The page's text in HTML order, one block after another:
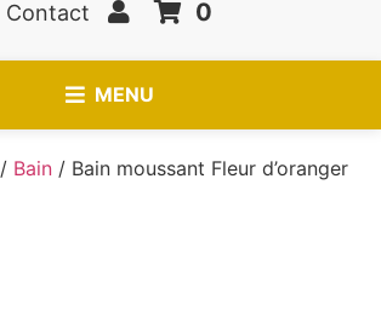
Contact 0
MENU
/ Bain / Bain moussant Fleur d’oranger